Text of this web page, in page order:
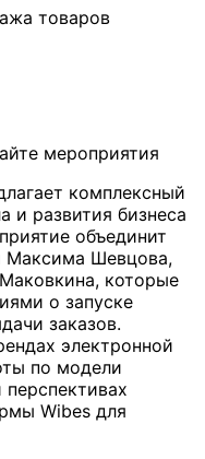
мероприятия
комплексный
и развития бизнеса
объединит
Максима Шевцова,
которые
о запуске
заказов.
электронной
по модели
Wibes для